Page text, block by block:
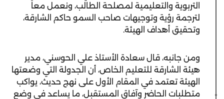
التربوية والتعليمية لمصلحة الطالب، ونعمل معاً
لترجمة رؤية وتوجيهات صاحب السمو حاكم الشارقة،
وتحقيق أهداف الهيئة.
ومن جانبه، قال سعادة الأستاذ علي الحوسني، مدير
هيئة الشارقة للتعليم الخاص، أن الجدولة التي وضعتها
الهيئة تعتمد في المقام الأول على نهج حديث، يواكب
متطلبات الحاضر وآفاق المستقبل، ما يساعد في وضع